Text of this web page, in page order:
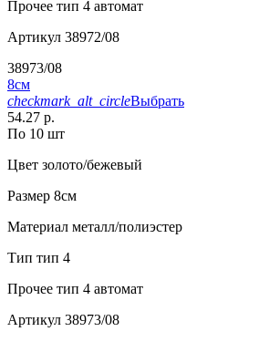
Прочее тип 4 автомат
Артикул 38972/08
38973/08
8см
checkmark_alt_circleВыбрать
54.27 р.
По 10 шт
Цвет золото/бежевый
Размер 8см
Материал металл/полиэстер
Тип тип 4
Прочее тип 4 автомат
Артикул 38973/08